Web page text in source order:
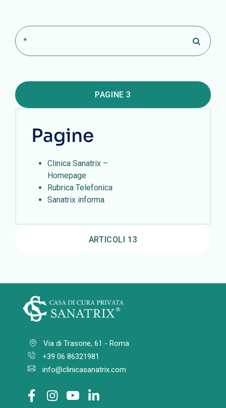
PAGINE3
Pagine
Clinica Sanatrix –
Homepage
Rubrica Telefonica
Sanatrix informa
ARTICOLI 13
Via di Trasone, 61 - Roma
+39 06 86321981
info@clinicasanatrix.com